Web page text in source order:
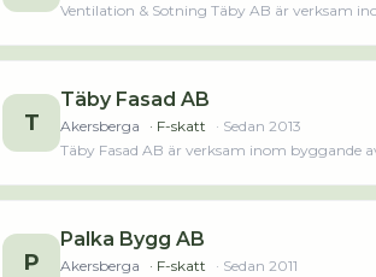
Ventilation & Sotning Täby AB är verksam
räkenskapsåret (2025).Läs merLäs mindre
T
Täby Fasad AB
Akersberga · F-skatt · Sedan 2013
Täby Fasad AB är verksam inom byggande
AB omsatte 2 158
P
Palka Bygg AB
Akersberga · F-skatt · Sedan 2011